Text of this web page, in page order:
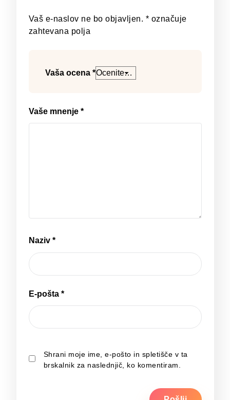
Vaš e-naslov ne bo objavljen. * označuje
zahtevana polja
Vaša ocena *
Vaše mnenje *
Naziv *
E-pošta *
Shrani moje ime, e-pošto in spletišče v ta
brskalnik za naslednjič, ko komentiram.